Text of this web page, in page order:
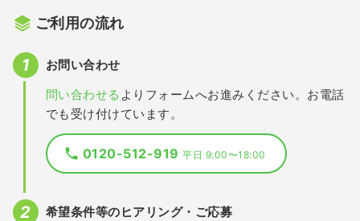
ご利用の流れ
お問い合わせ
問い合わせる よりフォームへお進みください。お電話
でも受け付けています。
0120-512-919平日 9:00〜18:00
希望条件等のヒアリング・ご応募